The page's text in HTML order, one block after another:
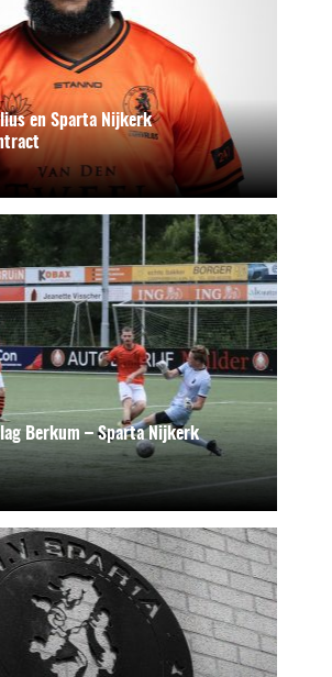
en Sparta Nijkerk
Berkum – Sparta Nijkerk